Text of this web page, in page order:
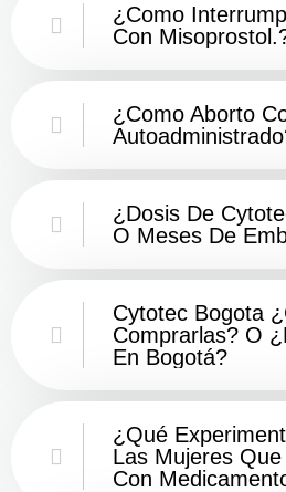
¿como
Con
¿Como Aborto
¿Dosis De
O Meses De
Cytotec Bogota
Comprarlas? O
En Bogotá?
¿Qué
Las Mujeres
Con